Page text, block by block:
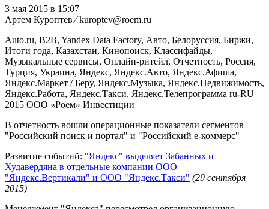
3 мая 2015 в 15:07
Артем Куроптев ⁄ kuroptev@roem.ru
Auto.ru, B2B, Yandex Data Factory, Авто, Белоруссия, Биржи,
Итоги года, Казахстан, Кинопоиск, Классифайды,
Музыкальные сервисы, Онлайн-ритейл, Отчетность, Россия,
Турция, Украина, Яндекс, Яндекс.Авто, Яндекс.Афиша,
Яндекс.Маркет / Беру, Яндекс.Музыка, Яндекс.Недвижимость,
Яндекс.Работа, Яндекс.Такси, Яндекс.Телепрограмма ru-RU
2015 ООО «Роем» Инвестиции
В отчетность вошли операционные показатели сегментов
"Российский поиск и портал" и "Российский е-коммерс"
Развитие событий: "Яндекс" выделяет Забанных и
Худавердяна в отдельные компании ООО
"Яндекс.Вертикали" и ООО "Яндекс.Такси" (29 сентября
2015)